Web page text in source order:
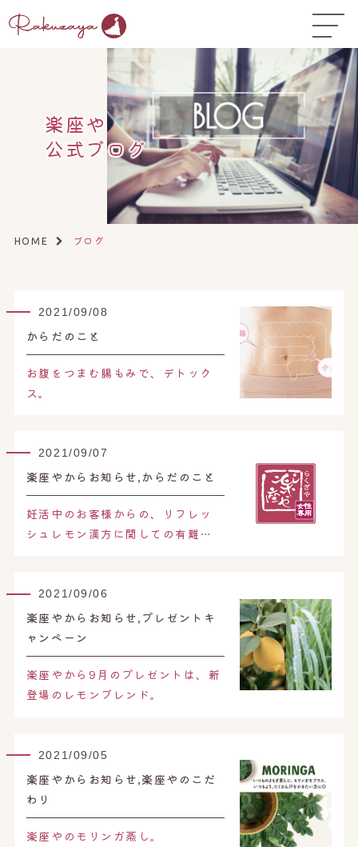
TOP
はじめての方へ
コース料金
よくある質問
お悩み温活ガイド▼
店舗一覧▼
開業サポート
オンライン予約はこちら
楽座や
公式ブログ
HOME ブログ
2021/09/08
からだのこと
お腹をつまむ腸もみで、デトック
ス。
2021/09/07
楽座やからお知らせ,からだのこと
妊活中のお客様からの、リフレッ
シュレモン漢方に関しての有難…
2021/09/06
楽座やからお知らせ,プレゼントキ
ャンペーン
楽座やから9月のプレゼントは、新
登場のレモンブレンド。
2021/09/05
楽座やからお知らせ,楽座やのこだ
わり
楽座やのモリンガ蒸し。